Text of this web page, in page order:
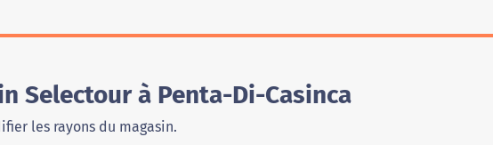
Selectour à Penta-Di-Casinca
les rayons du magasin.